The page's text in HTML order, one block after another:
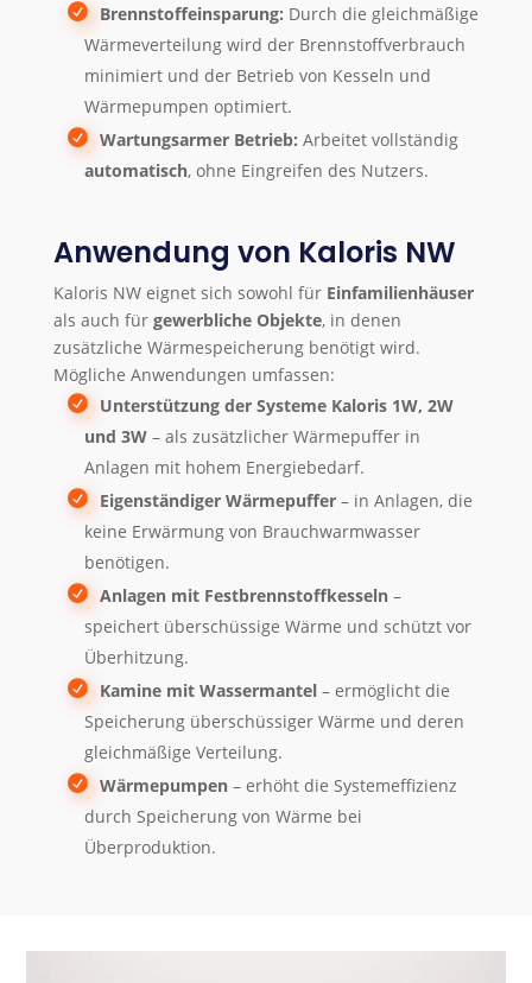
Brennstoffeinsparung: Durch die gleichmäßige
Wärmeverteilung wird der Brennstoffverbrauch
minimiert und der Betrieb von Kesseln und
Wärmepumpen optimiert.
Wartungsarmer Betrieb: Arbeitet vollständig
automatisch, ohne Eingreifen des Nutzers.
Anwendung von Kaloris NW
Kaloris NW eignet sich sowohl für Einfamilienhäuser
als auch für gewerbliche Objekte, in denen
zusätzliche Wärmespeicherung benötigt wird.
Mögliche Anwendungen umfassen:
Unterstützung der Systeme Kaloris 1W, 2W
und 3W– als zusätzlicher Wärmepuffer in
Anlagen mit hohem Energiebedarf.
Eigenständiger Wärmepuffer– in Anlagen, die
keine Erwärmung von Brauchwarmwasser
benötigen.
Anlagen mit Festbrennstoffkesseln –
speichert überschüssige Wärme und schützt vor
Überhitzung.
Kamine mit Wassermantel– ermöglicht die
Speicherung überschüssiger Wärme und deren
gleichmäßige Verteilung.
Wärmepumpen – erhöht die Systemeffizienz
durch Speicherung von Wärme bei
Überproduktion.